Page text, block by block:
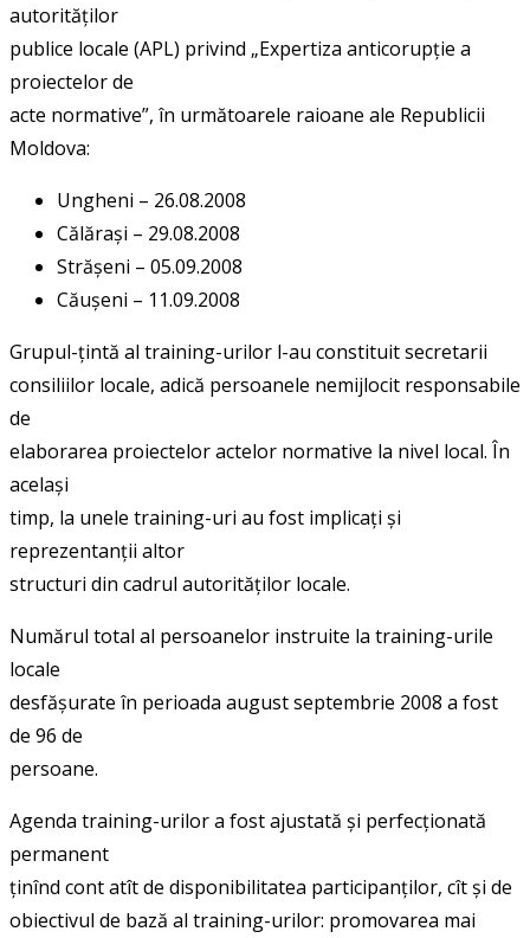
autorităților
publice locale (APL) privind „Expertiza anticorupție a
proiectelor de
acte normative”, în următoarele raioane ale Republicii
Moldova:
Ungheni – 26.08.2008
Călărași – 29.08.2008
Strășeni – 05.09.2008
Căușeni – 11.09.2008
Grupul-țintă al training-urilor l-au constituit secretarii
consiliilor locale, adică persoanele nemijlocit responsabile
de
elaborarea proiectelor actelor normative la nivel local. În
același
timp, la unele training-uri au fost implicați și
reprezentanții altor
structuri din cadrul autorităților locale.
Numărul total al persoanelor instruite la training-urile
locale
desfășurate în perioada august septembrie 2008 a fost
de 96 de
persoane.
Agenda training-urilor a fost ajustată și perfecționată
permanent
ținînd cont atît de disponibilitatea participanților, cît și de
obiectivul de bază al training-urilor: promovarea mai